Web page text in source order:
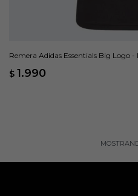
Remera Adidas Essentials Big Logo -
$ 1.990